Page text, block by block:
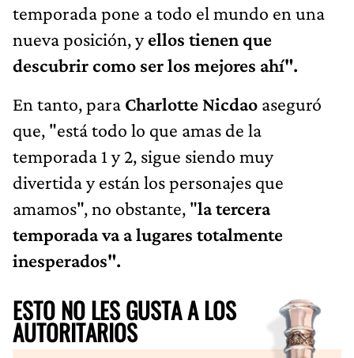
temporada pone a todo el mundo en una
nueva posición, yellos tienen que
descubrir como ser los mejores ahí".
En tanto, para Charlotte Nicdao aseguró
que, "está todo lo que amas de la
temporada 1 y 2, sigue siendo muy
divertida y están los personajes que
amamos", no obstante, "la tercera
temporada va a lugares totalmente
inesperados".
ESTO NO LES GUSTA A LOS
AUTORITARIOS